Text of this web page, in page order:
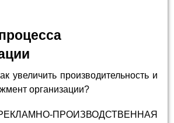
увеличить производительность и
организации?
ПРОИЗВОДСТВЕННАЯ